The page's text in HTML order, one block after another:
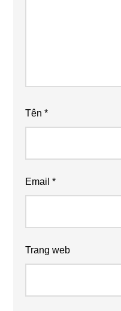
Tên*
Email*
Trang web